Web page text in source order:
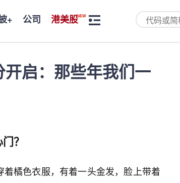
+ 公司 港美股
启：那些年我们一
？
橘色衣服，有着一头金发，脸上带着